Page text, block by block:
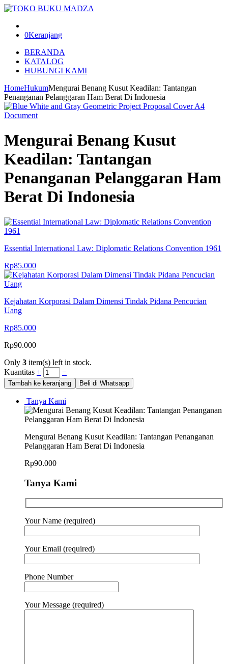
0Keranjang
BERANDA
KATALOG
HUBUNGI KAMI
HomeHukumMengurai Benang Kusut Keadilan: Tantangan
Penanganan Pelanggaran Ham Berat Di Indonesia
Mengurai Benang Kusut
Keadilan: Tantangan
Penanganan Pelanggaran Ham
Berat Di Indonesia
Essential International Law: Diplomatic Relations Convention 1961
Rp85.000
Kejahatan Korporasi Dalam Dimensi Tindak Pidana Pencucian
Uang
Rp85.000
Rp90.000
Only 3 item(s) left in stock.
Kuantitas + −
Tambah ke keranjang Beli di Whatsapp
Tanya Kami
Mengurai Benang Kusut Keadilan: Tantangan Penanganan
Pelanggaran Ham Berat Di Indonesia
Rp90.000
Tanya Kami
Your Name (required)
Your Email (required)
Phone Number
Your Message (required)